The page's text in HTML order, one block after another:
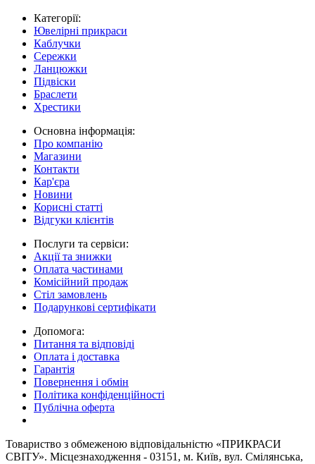
Категорії:
Ювелірні прикраси
Каблучки
Сережки
Ланцюжки
Підвіски
Браслети
Хрестики
Основна інформація:
Про компанію
Магазини
Контакти
Кар'єра
Новини
Корисні статті
Відгуки клієнтів
Послуги та сервіси:
Акції та знижки
Оплата частинами
Комісійний продаж
Стіл замовлень
Подарункові сертифікати
Допомога:
Питання та відповіді
Оплата і доставка
Гарантія
Повернення і обмін
Політика конфіденційності
Публічна оферта
Товариство з обмеженою вiдповiдальнiстю «ПРИКРАСИ
СВІТУ». Місцезнаходження - 03151, м. Київ, вул. Смілянська,